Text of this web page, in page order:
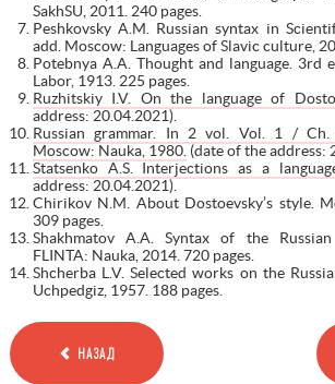
SakhSU, 2011. 240 pages.
Peshkovsky A.M. Russian syntax in
add. Moscow: Languages of Slavic culture,
Potebnya A.A. Thought and language. 3rd
Labor, 1913. 225 pages.
Ruzhitskiy I.V. On the language of
address: 20.04.2021).
Russian grammar. In 2 vol. Vol. 1 / Ch.
Moscow: Nauka, 1980. (date of the address:
Statsenko A.S. Interjections as a
address: 20.04.2021).
Chirikov N.M. About Dostoevsky’s style.
309 pages.
Shakhmatov A.A. Syntax of the
FLINTA: Nauka, 2014. 720 pages.
Shcherba L.V. Selected works on the
Uchpedgiz, 1957. 188 pages.
НАЗАД